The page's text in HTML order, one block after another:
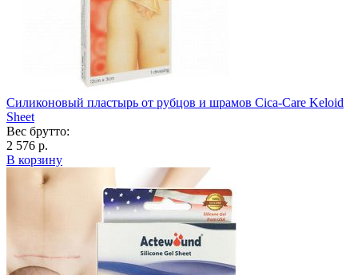
Силиконовый пластырь от рубцов и шрамов Cica-Care Keloid
Sheet
Вес брутто:
2 576 р.
В корзину